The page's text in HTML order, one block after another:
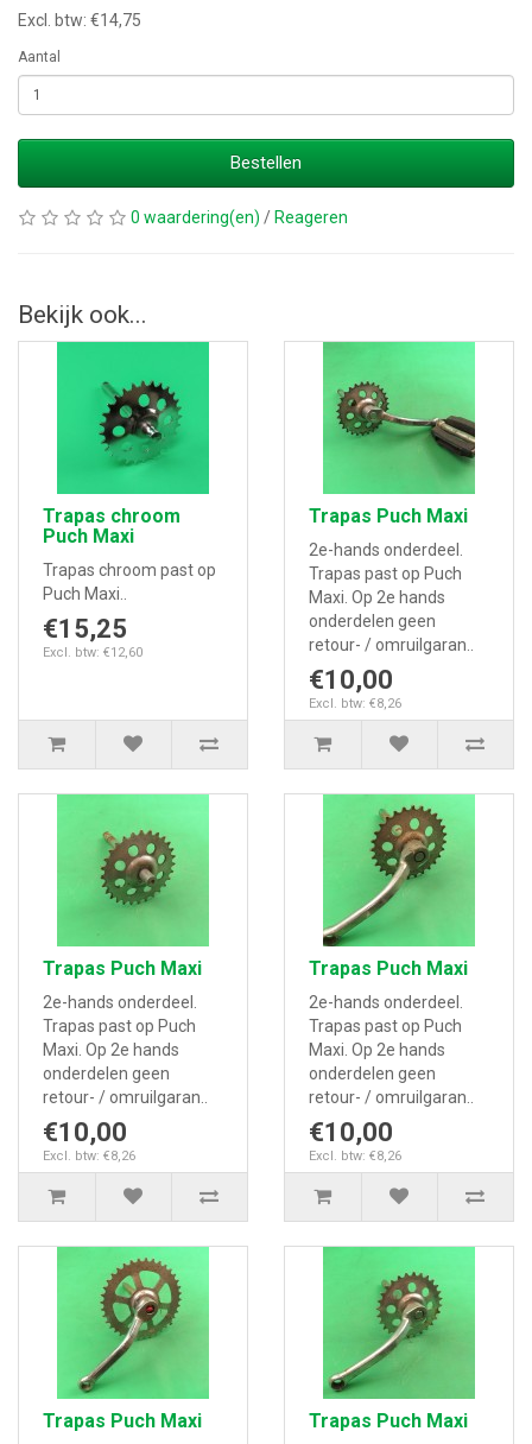
Excl. btw: €14,75
Aantal
Bestellen
0 waardering(en) / Reageren
Bekijk ook...
Trapas chroom
Puch Maxi
Trapas chroom past op
Puch Maxi..
€15,25
Excl. btw: €12,60
Trapas Puch Maxi
2e-hands onderdeel.
Trapas past op Puch
Maxi. Op 2e hands
onderdelen geen
retour- / omruilgaran..
€10,00
Excl. btw: €8,26
Trapas Puch Maxi
2e-hands onderdeel.
Trapas past op Puch
Maxi. Op 2e hands
onderdelen geen
retour- / omruilgaran..
€10,00
Excl. btw: €8,26
Trapas Puch Maxi
2e-hands onderdeel.
Trapas past op Puch
Maxi. Op 2e hands
onderdelen geen
retour- / omruilgaran..
€10,00
Excl. btw: €8,26
Trapas Puch Maxi Trapas Puch Maxi